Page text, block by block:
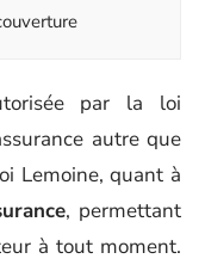
par la loi
autre que
Lemoine, quant à
, permettant
à tout moment.